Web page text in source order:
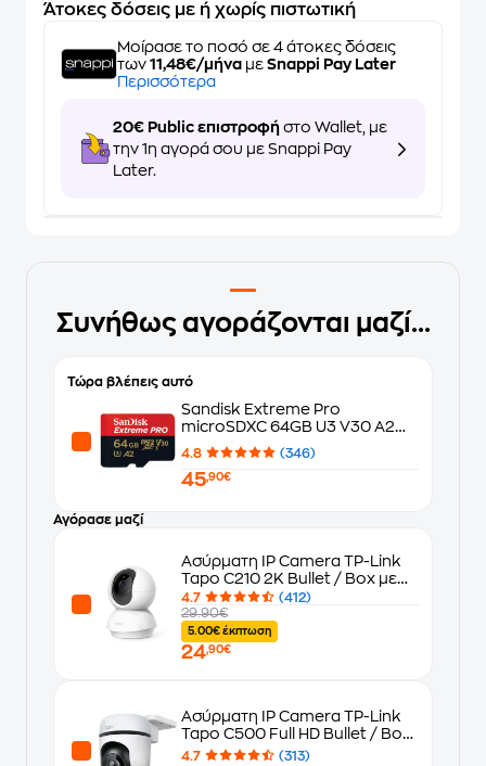
Άτοκες δόσεις με ή χωρίς πιστωτική
Μοίρασε το ποσό σε 4 άτοκες δόσεις
των 11,48€/μήνα με Snappi Pay Later
Περισσότερα
20€ Public επιστροφή στο Wallet, με
την 1η αγορά σου με Snappi Pay
Later.
Συνήθως αγοράζονται μαζί...
Τώρα βλέπεις αυτό
Sandisk Extreme Pro
microSDXC 64GB U3 V30 A2
UHS-I με αντάπτορα
4.8 (346)
45,90€
Αγόρασε μαζί
Ασύρματη IP Camera TP-Link
Tapo C210 2K Bullet / Box με
Λειτουργία Pan & Tilt
4.7
(412)
29.90€
5.00€ έκπτωση
24,90€
Ασύρματη IP Camera TP-Link
Tapo C500 Full HD Bullet / Box
με Απομακρυσμένη προβολή
4.7
(313)